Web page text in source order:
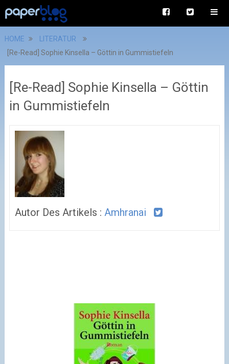
HOME
LITERATUR
[Re-Read] Sophie Kinsella – Göttin in Gummistiefeln
[Re-Read] Sophie Kinsella – Göttin
in Gummistiefeln
Autor Des Artikels : Amhranai